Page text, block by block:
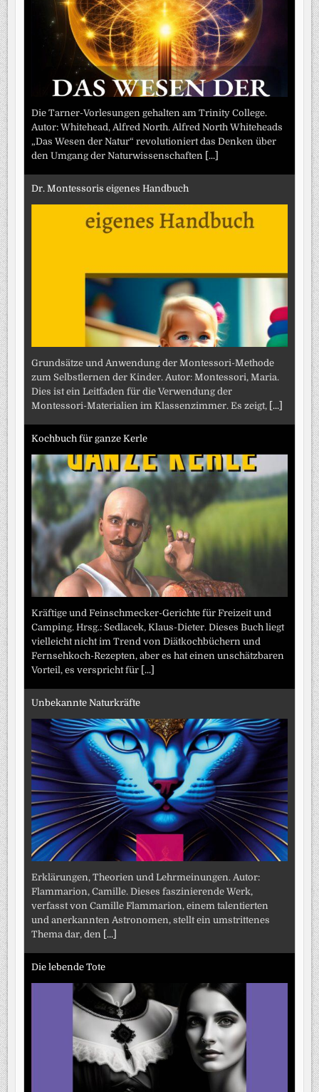
Die Tarner-Vorlesungen gehalten am Trinity College.
Autor: Whitehead, Alfred North. Alfred North Whiteheads
„Das Wesen der Natur“ revolutioniert das Denken über
den Umgang der Naturwissenschaften [...]
Dr. Montessoris eigenes Handbuch
Grundsätze und Anwendung der Montessori-Methode
zum Selbstlernen der Kinder. Autor: Montessori, Maria.
Dies ist ein Leitfaden für die Verwendung der
Montessori-Materialien im Klassenzimmer. Es zeigt, [...]
Kochbuch für ganze Kerle
Kräftige und Feinschmecker-Gerichte für Freizeit und
Camping. Hrsg.: Sedlacek, Klaus-Dieter. Dieses Buch liegt
vielleicht nicht im Trend von Diätkochbüchern und
Fernsehkoch-Rezepten, aber es hat einen unschätzbaren
Vorteil, es verspricht für [...]
Unbekannte Naturkräfte
Erklärungen, Theorien und Lehrmeinungen. Autor:
Flammarion, Camille. Dieses faszinierende Werk,
verfasst von Camille Flammarion, einem talentierten
und anerkannten Astronomen, stellt ein umstrittenes
Thema dar, den [...]
Die lebende Tote